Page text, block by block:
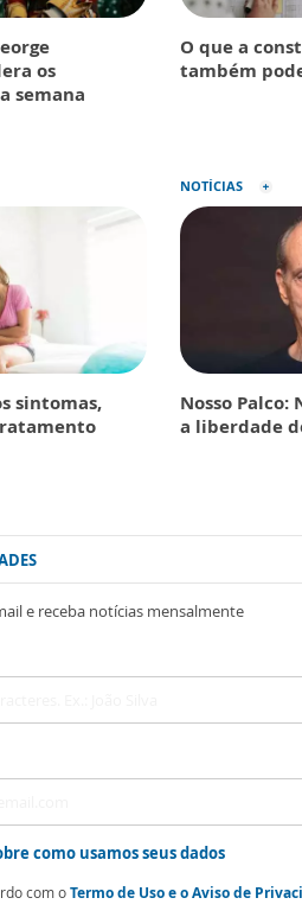
os
semana
O que a
também
sintomas,
NOTÍCIAS
Nosso Palco:
a liberdade
e receba notícias mensalmente
como usamos seus dados
com oTermo de Usoe oAviso de